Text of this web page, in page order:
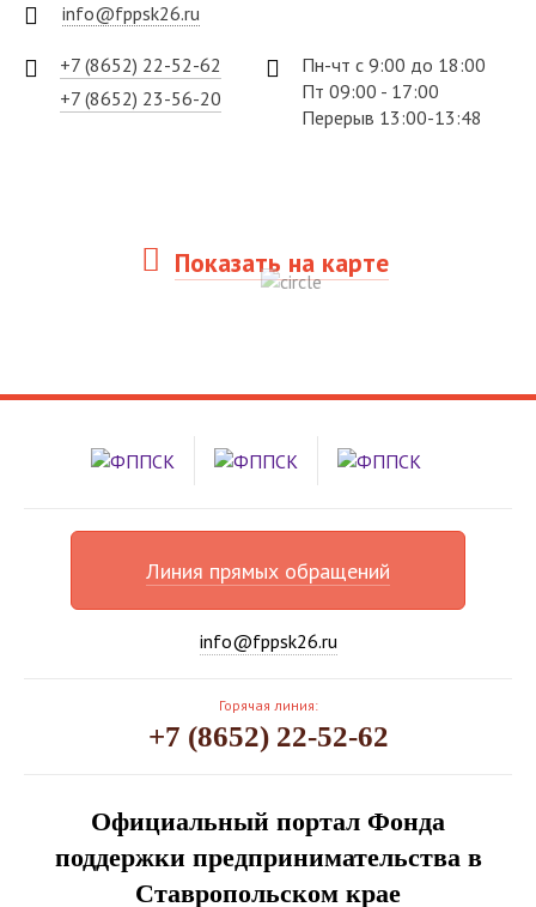
info@fppsk26.ru
+7 (8652) 22-52-62
+7 (8652) 23-56-20
Пн-чт с 9:00 до 18:00
Пт 09:00 - 17:00
Перерыв 13:00-13:48
Показать на карте
Линия прямых обращений
info@fppsk26.ru
Горячая линия:
+7 (8652) 22-52-62
Официальный портал Фонда
поддержки предпринимательства в
Ставропольском крае